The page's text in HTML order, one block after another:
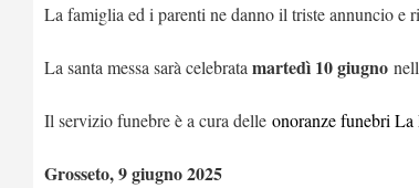
La famiglia ed i parenti ne danno il triste annuncio e
La santa messa sarà celebrata martedì 10 giugno
Il servizio funebre è a cura delle onoranze funebri La
Grosseto, 9 giugno 2025